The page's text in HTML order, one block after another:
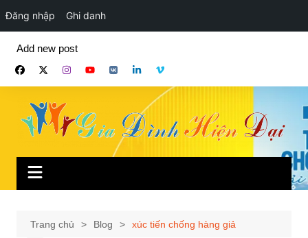
Đăng nhập Ghi danh
phần
Add new post
Trang chủ Blog xúc tiến chống hàng giả